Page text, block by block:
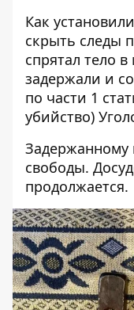
Как
скрыть следы
спрятал тело
задержали и
по части 1
убийство)
Задержанному
свободы.
продолжается.